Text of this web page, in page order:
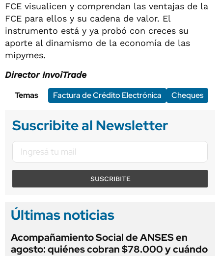
FCE visualicen y comprendan las ventajas de la
FCE para ellos y su cadena de valor. El
instrumento está y ya probó con creces su
aporte al dinamismo de la economía de las
mipymes.
Director InvoiTrade
Temas
Factura de Crédito Electrónica Cheques
Suscribite al Newsletter
SUSCRIBITE
Últimas noticias
Acompañamiento Social de ANSES en
agosto: quiénes cobran $78.000 y cuándo